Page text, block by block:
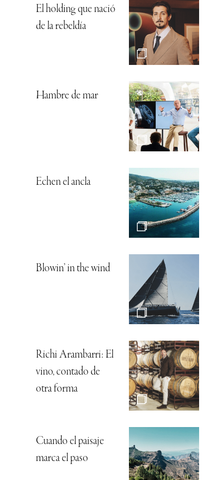
El holding que nació
de la rebeldía
Hambre de mar
Echen el ancla
Blowin’ in the wind
Richi Arambarri: El
vino, contado de
otra forma
Cuando el paisaje
marca el paso